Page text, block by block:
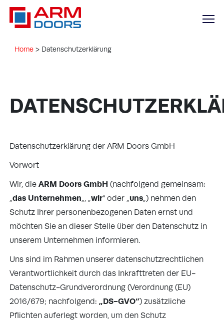
Home > Datenschutzerklärung
Datenschutzerklärung der ARM Doors GmbH
Vorwort
Wir, die ARM Doors GmbH (nachfolgend gemeinsam:
„das Unternehmen„, „wir“ oder „uns„) nehmen den
Schutz Ihrer personenbezogenen Daten ernst und
möchten Sie an dieser Stelle über den Datenschutz in
unserem Unternehmen informieren.
Uns sind im Rahmen unserer datenschutzrechtlichen
Verantwortlichkeit durch das Inkrafttreten der EU-
Datenschutz-Grundverordnung (Verordnung (EU)
2016/679; nachfolgend: „DS-GVO“) zusätzliche
Pflichten auferlegt worden, um den Schutz